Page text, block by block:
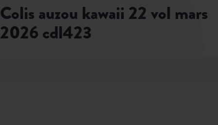
colis auzou kawaii 22 vol mars
2026 cdl423